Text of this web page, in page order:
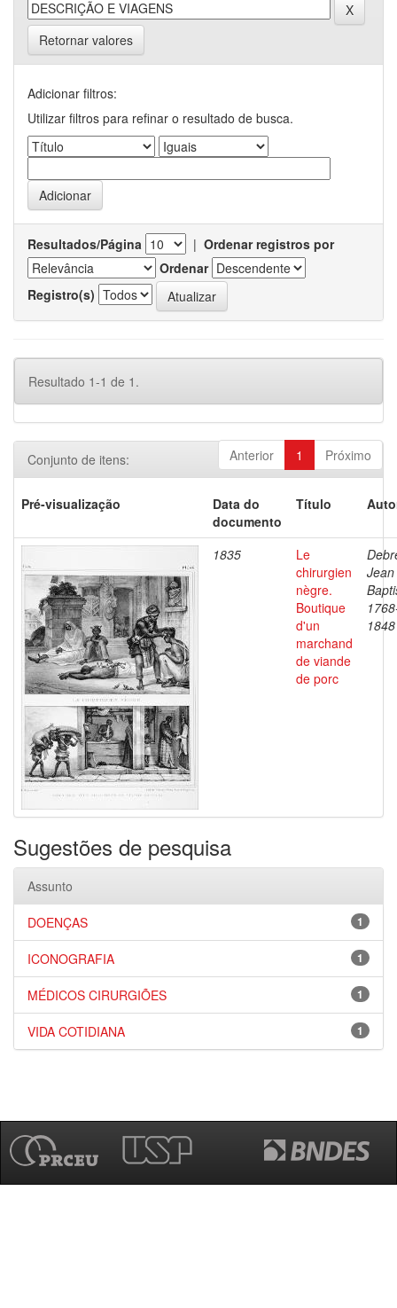
Retornar valores
Adicionar filtros:
Utilizar filtros para refinar o resultado de busca.
Resultados/Página | Ordenar registros por
Ordenar
Registro(s)
Resultado 1-1 de 1.
Anterior 1 Próximo
Conjunto de itens:
Pré-visualização
Data do
documento
Título
1835
Le
chirurgien
nègre.
Boutique
d'un
marchand
de viande
de porc
Jean
1848
Sugestões de pesquisa
Assunto
1
DOENÇAS
1
ICONOGRAFIA
1
MÉDICOS CIRURGIÕES
1
VIDA COTIDIANA